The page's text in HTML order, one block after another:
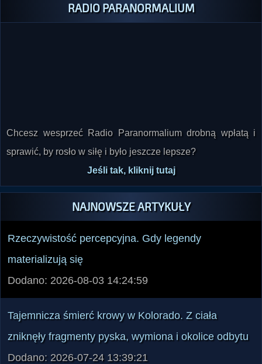
RADIO PARANORMALIUM
Chcesz wesprzeć Radio Paranormalium drobną wpłatą i
sprawić, by rosło w siłę i było jeszcze lepsze?
Jeśli tak, kliknij tutaj
NAJNOWSZE ARTYKUŁY
Rzeczywistość percepcyjna. Gdy legendy
materializują się
Dodano: 2026-08-03 14:24:59
Tajemnicza śmierć krowy w Kolorado. Z ciała
zniknęły fragmenty pyska, wymiona i okolice odbytu
Dodano: 2026-07-24 13:39:21